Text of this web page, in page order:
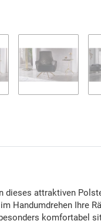
attraktiven
Handumdrehen Ihre
komfortabel